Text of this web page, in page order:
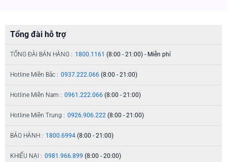
Tổng đài hỗ trợ
TỔNG ĐÀI BÁN HÀNG : 1800.1161 (8:00 - 21:00) - Miễn phí
Hotline Miền Bắc : 0937.222.066 (8:00 - 21:00)
Hotline Miền Nam : 0961.222.066 (8:00 - 21:00)
Hotline Miền Trung : 0926.906.222 (8:00 - 21:00)
BẢO HÀNH : 1800.6994 (8:00 - 21:00)
KHIẾU NẠI : 0981.966.899 (8:00 - 20:00)